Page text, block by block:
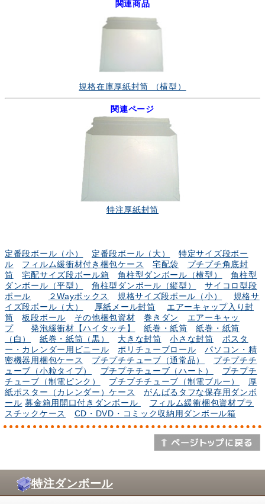
関連商品
規格在庫厚紙封筒 （横型）
関連ページ
特注厚紙封筒
定番段ボール（小） 定番段ボール（大）
特定サイズ段ボー
ル
フィルム緩衝材付き梱包ケース 宅配袋
プチプチ角底封
筒
宅配サイズ段ボール箱 角柱型ダンボール（横型）
角柱型
ダンボール（平型）
角柱型ダンボール（縦型）
サイコロ型段
ボール
２Wayボックス 規格サイズ段ボール（小）
規格サ
イズ段ボール（大）
厚紙メール封筒
エアーキャップ入り封
筒
板段ボール その他梱包資材 巻きダン
エアーキャッ
プ
発泡緩衝材【ハイタッチ】 紙巻・紙筒
紙巻・紙筒
（白）
紙巻・紙筒（黒） 大きな封筒 小さな封筒
ポスタ
ー・カレンダー用ビニール
ポリチューブロール
パソコン・精
密機器用梱包ケース
プチプチチューブ（通常品）
プチプチチ
ューブ（小粒タイプ）
プチプチチューブ（ハート）
プチプチ
チューブ（制電ピンク）
プチプチチューブ（制電ブルー）
厚
紙ポスター（カレンダー）ケース
がんばるタフな保存用ダンボ
ール 募金箱用開口付きダンボール
フィルム緩衝梱包資材プラ
スチックケース
CD・DVD・コミック収納用ダンボール箱
特注ダンボール